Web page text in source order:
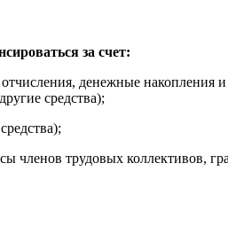
за счет:
денежные
средства);
членов трудовых коллективов,